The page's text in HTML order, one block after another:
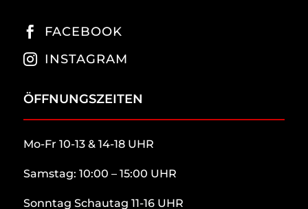
 FACEBOOK
 INSTAGRAM
ÖFFNUNGSZEITEN
Mo-Fr 10-13 & 14-18 UHR
Samstag: 10:00 – 15:00 UHR
Sonntag Schautag 11-16 UHR